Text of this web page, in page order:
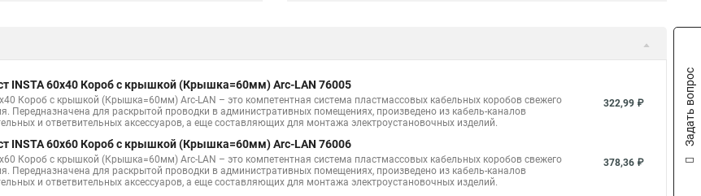
INSTA 60х40 Короб с крышкой (Крышка=60мм) Arc-LAN 76005
Короб с крышкой (Крышка=60мм) Arc-LAN – это компетентная система пластмассовых кабельных коробов свежего
Передназначена для раскрытой проводки в административных помещениях, произведено из кабель-каналов
и ответвительных аксессуаров, а еще составляющих для монтажа электроустановочных изделий.
322,99 ₽
INSTA 60х60 Короб с крышкой (Крышка=60мм) Arc-LAN 76006
Короб с крышкой (Крышка=60мм) Arc-LAN – это компетентная система пластмассовых кабельных коробов свежего
Передназначена для раскрытой проводки в административных помещениях, произведено из кабель-каналов
и ответвительных аксессуаров, а еще составляющих для монтажа электроустановочных изделий.
378,36 ₽
Задать вопрос